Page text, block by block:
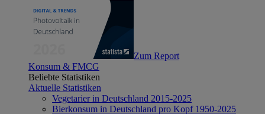
Zum Report
Konsum & FMCG
Beliebte Statistiken
Aktuelle Statistiken
Vegetarier in Deutschland 2015-2025
Bierkonsum in Deutschland pro Kopf 1950-2025